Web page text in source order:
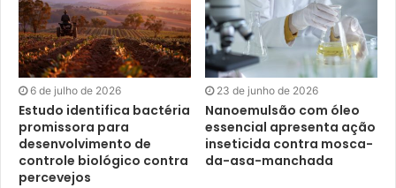
6 de julho de 2026
Estudo identifica bactéria
promissora para
desenvolvimento de
controle biológico contra
percevejos
23 de junho de 2026
Nanoemulsão com óleo
essencial apresenta ação
inseticida contra mosca-
da-asa-manchada